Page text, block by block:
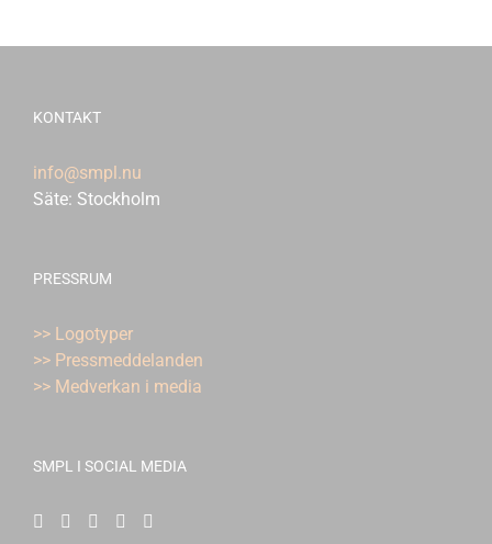
KONTAKT
info@smpl.nu
Säte: Stockholm
PRESSRUM
>> Logotyper
>> Pressmeddelanden
>> Medverkan i media
SMPL I SOCIAL MEDIA